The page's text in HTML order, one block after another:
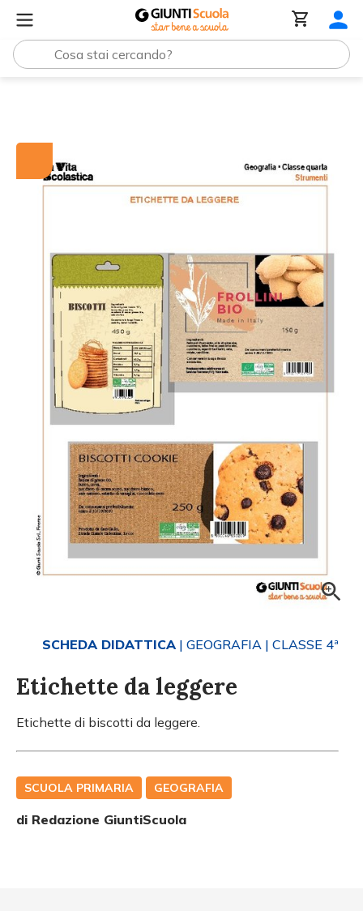
SCHEDA DIDATTICA | GEOGRAFIA | CLASSE 4ª
Etichette da leggere
Etichette di biscotti da leggere.
SCUOLA PRIMARIA GEOGRAFIA
di Redazione GiuntiScuola